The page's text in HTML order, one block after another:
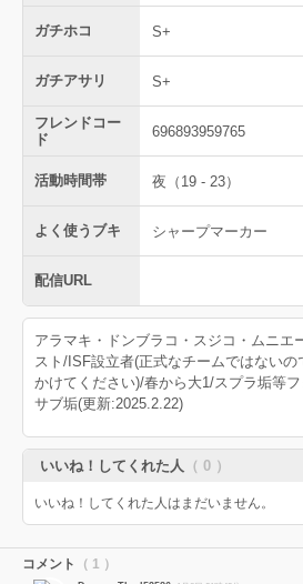
ガチホコ S+
ガチアサリ S+
フレンドコー
ド
696893959765
活動時間帯 夜（19 - 23）
よく使うブキ シャープマーカー
配信URL
アラマキ・ドンブラコ・スジコ・ムニエ
スト/ISF設立者(正式なチームではない
かけてください)/春から大1/スプラ垢等
サブ垢(更新:2025.2.22)
いいね！してくれた人 （ 0 ）
いいね！してくれた人はまだいません。
コメント （ 1 ）